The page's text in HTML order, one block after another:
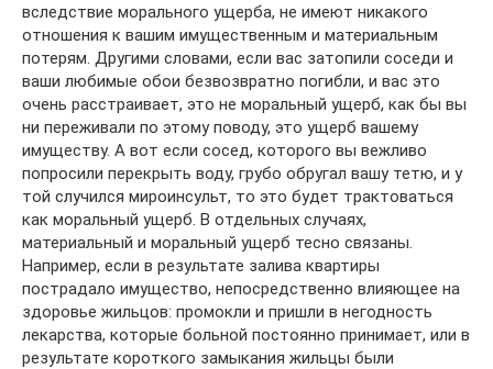
вследствие морального ущерба, не имеют никакого
отношения к вашим имущественным и материальным
потерям. Другими словами, если вас затопили соседи и
ваши любимые обои безвозвратно погибли, и вас это
очень расстраивает, это не моральный ущерб, как бы вы
ни переживали по этому поводу, это ущерб вашему
имуществу. А вот если сосед, которого вы вежливо
попросили перекрыть воду, грубо обругал вашу тетю, и у
той случился мироинсульт, то это будет трактоваться
как моральный ущерб. В отдельных случаях,
материальный и моральный ущерб тесно связаны.
Например, если в результате залива квартиры
пострадало имущество, непосредственно влияющее на
здоровье жильцов: промокли и пришли в негодность
лекарства, которые больной постоянно принимает, или в
результате короткого замыкания жильцы были